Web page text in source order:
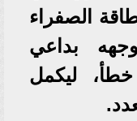
البطاقة الصفراء
بداعي
ليكمل